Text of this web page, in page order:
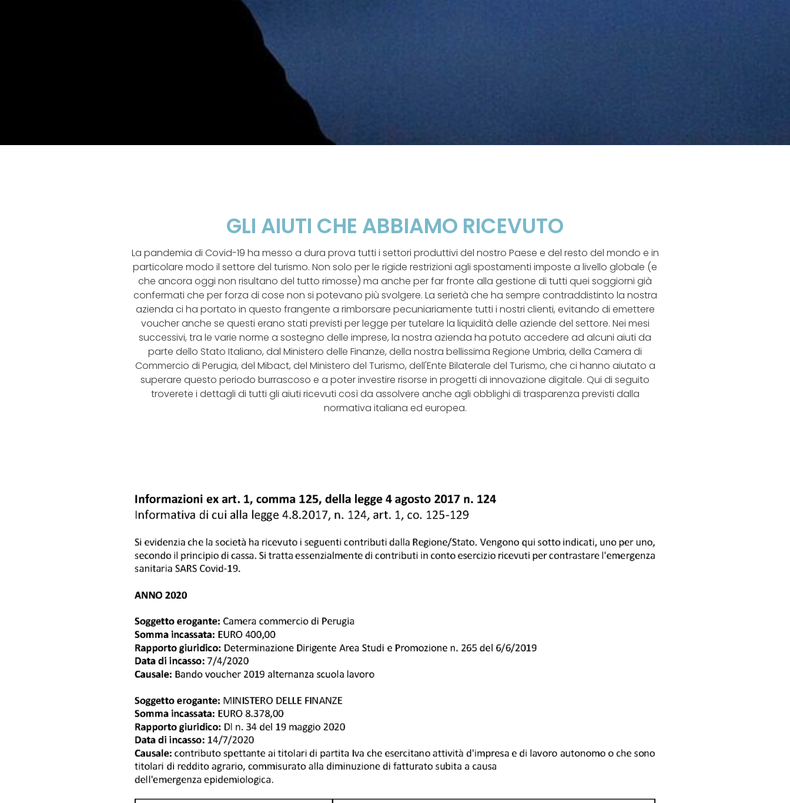
GLI AIUTI CHE ABBIAMO RICEVUTO
La pandemia di Covid-19 ha messo a dura prova tutti i settori produttivi del nostro Paese e del resto del mondo e in
particolare modo il settore del turismo. Non solo per le rigide restrizioni agli spostamenti imposte a livello globale (e
che ancora oggi non risultano del tutto rimosse) ma anche per far fronte alla gestione di tutti quei soggiorni già
confermati che per forza di cose non si potevano più svolgere. La serietà che ha sempre contraddistinto la nostra
azienda ci ha portato in questo frangente a rimborsare pecuniariamente tutti i nostri clienti, evitando di emettere
voucher anche se questi erano stati previsti per legge per tutelare la liquidità delle aziende del settore. Nei mesi
successivi, tra le varie norme a sostegno delle imprese, la nostra azienda ha potuto accedere ad alcuni aiuti da
parte dello Stato Italiano, dal Ministero delle Finanze, della nostra bellissima Regione Umbria, della Camera di
Commercio di Perugia, del Mibact, del Ministero del Turismo, dell'Ente Bilaterale del Turismo, che ci hanno aiutato a
superare questo periodo burrascoso e a poter investire risorse in progetti di innovazione digitale. Qui di seguito
troverete i dettagli di tutti gli aiuti ricevuti così da assolvere anche agli obblighi di trasparenza previsti dalla
normativa italiana ed europea.